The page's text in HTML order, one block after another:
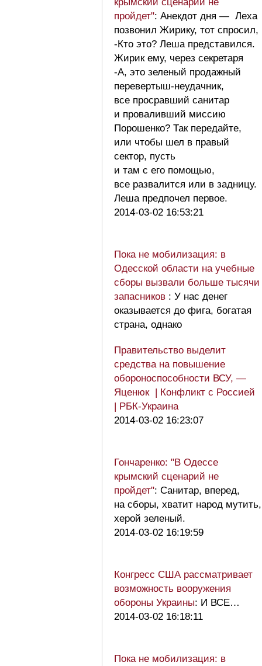
пройдет": Анекдот дня — Леха
позвонил Жирику, тот спросил,
-Кто это? Леша представился.
Жирик ему, через секретаря
-А, это зеленый продажный
перевертыш-неудачник,
все просравший санитар
и проваливший миссию
Порошенко? Так передайте,
или чтобы шел в правый
сектор, пусть
и там с его помощью,
все развалится или в задницу.
Леша предпочел первое.
2014-03-02 16:53:21
Пока не мобилизация: в
Одесской области на учебные
сборы вызвали больше тысячи
запасников : У нас денег
оказывается до фига, богатая
страна, однако
Правительство выделит
средства на повышение
обороноспособности ВСУ, —
Яценюк | Конфликт с Россией
| РБК-Украина
2014-03-02 16:23:07
Гончаренко: "В Одессе
крымский сценарий не
пройдет": Санитар, вперед,
на сборы, хватит народ мутить,
херой зеленый.
2014-03-02 16:19:59
Конгресс США рассматривает
возможность вооружения
обороны Украины: И ВСЕ…
2014-03-02 16:18:11
Пока не мобилизация: в